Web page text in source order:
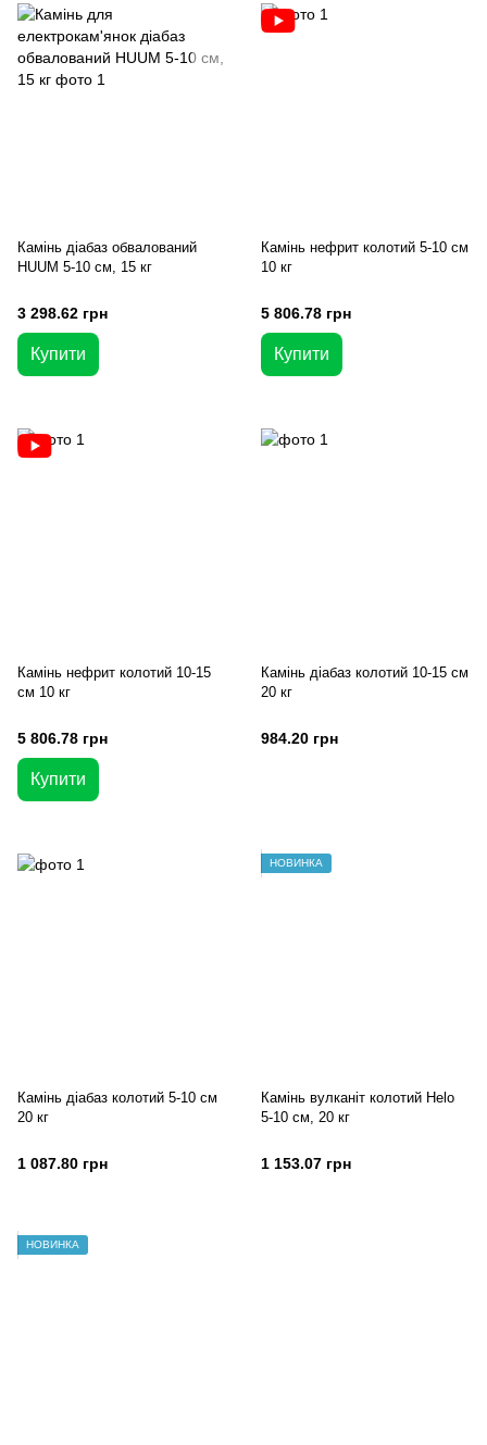
Камінь діабаз обвалований
HUUM 5-10 см, 15 кг
3 298.62 грн
Купити
Камінь нефрит колотий 5-10 см
10 кг
5 806.78 грн
Купити
Камінь нефрит колотий 10-15
см 10 кг
5 806.78 грн
Купити
Камінь діабаз колотий 10-15 см
20 кг
984.20 грн
Камінь діабаз колотий 5-10 см
20 кг
1 087.80 грн
НОВИНКА
Камінь вулканіт колотий Helo
5-10 см, 20 кг
1 153.07 грн
НОВИНКА